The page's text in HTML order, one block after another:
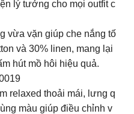
lý tưởng cho mọi outfit c
vừa vặn giúp che nắng tố
và 30% linen, mang lại
hút mồ hôi hiệu quả.
relaxed thoải mái, lưng q
màu giúp điều chỉnh v